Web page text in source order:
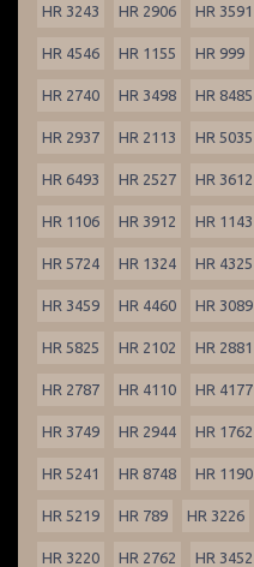
HR 3243 HR 2906 HR 3591
HR 4546 HR 1155 HR 999
HR 2740 HR 3498 HR 8485
HR 2937 HR 2113 HR 5035
HR 6493 HR 2527 HR 3612
HR 1106 HR 3912 HR 1143
HR 5724 HR 1324 HR 4325
HR 3459 HR 4460 HR 3089
HR 5825 HR 2102 HR 2881
HR 2787 HR 4110 HR 4177
HR 3749 HR 2944 HR 1762
HR 5241 HR 8748 HR 1190
HR 5219 HR 789 HR 3226
HR 3220 HR 2762 HR 3452